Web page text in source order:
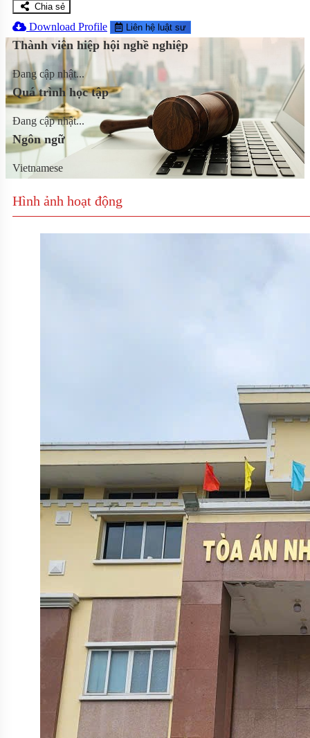
Chia sẻ
Download Profile Liên hệ luật sư
Thành viên hiệp hội nghề nghiệp
Đang cập nhật...
Quá trình học tập
Đang cập nhật...
Ngôn ngữ
Vietnamese
Hình ảnh hoạt động